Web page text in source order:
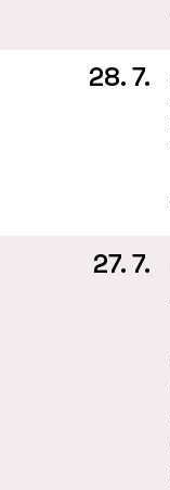
28. 7.
27. 7.